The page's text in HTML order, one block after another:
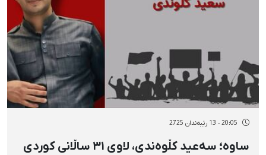
20:05 - 13 رێبەندان 2725
ساوە؛ سەعید کڵوەندی، لاوی ٣١ ساڵانی کوردی